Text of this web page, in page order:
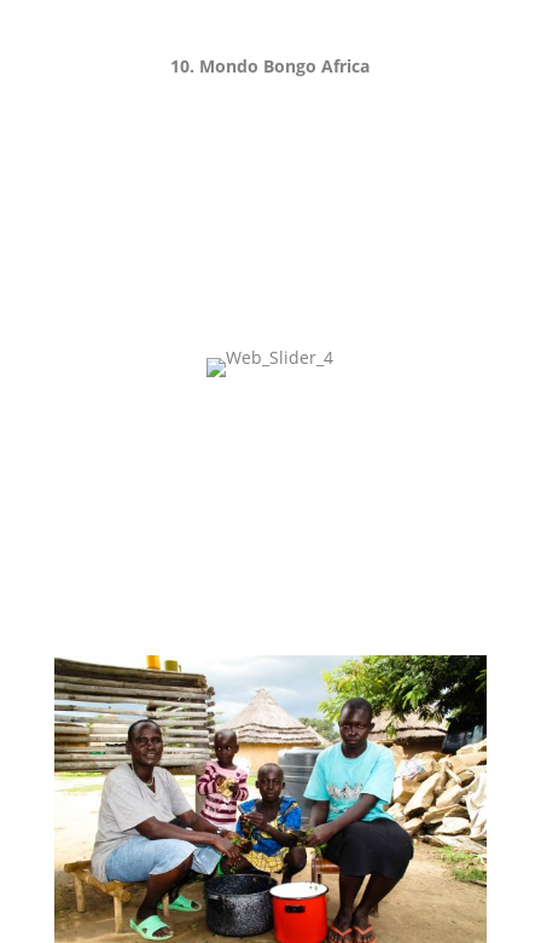
10. Mondo Bongo Africa